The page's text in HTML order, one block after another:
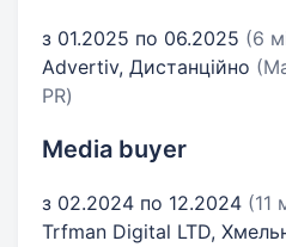
з 01.2025 по 06.2025 (6
Advertiv, Дистанційно
PR)
Media buyer
з 02.2024 по 12.2024 (11
Trfman Digital LTD,